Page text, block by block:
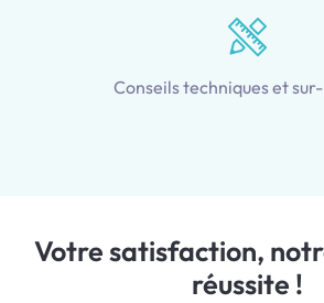
Conseils techniques et
Votre satisfaction,
réussite !